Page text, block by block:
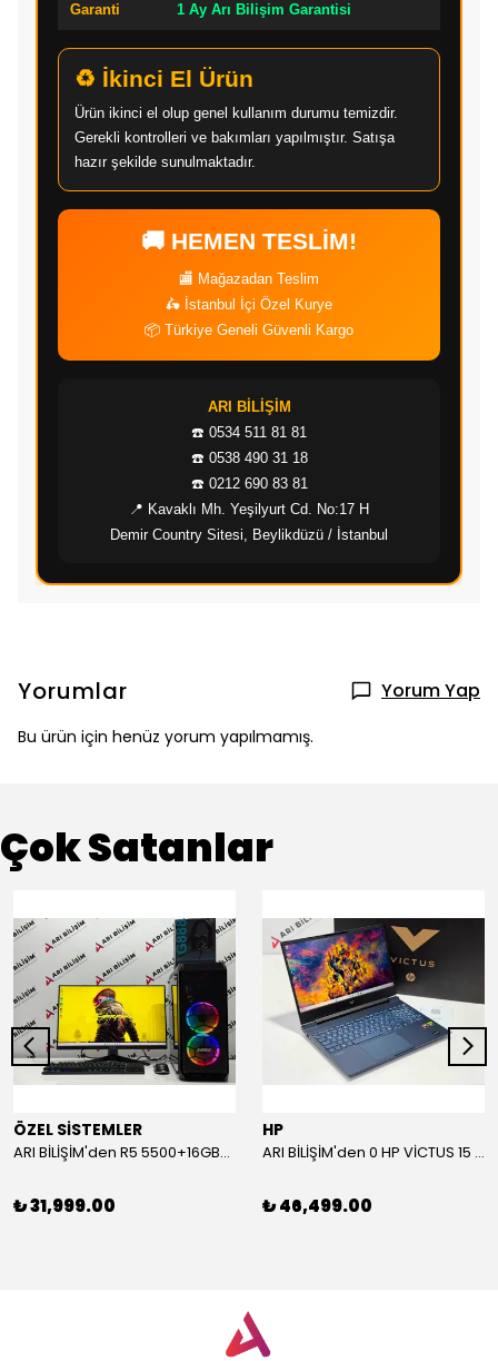
Garanti 1 Ay Arı Bilişim Garantisi
♻️ İkinci El Ürün
Ürün ikinci el olup genel kullanım durumu temizdir.
Gerekli kontrolleri ve bakımları yapılmıştır. Satışa
hazır şekilde sunulmaktadır.
🚚 HEMEN TESLİM!
🏬 Mağazadan Teslim
🛵 İstanbul İçi Özel Kurye
📦 Türkiye Geneli Güvenli Kargo
ARI BİLİŞİM
☎️ 0534 511 81 81
☎️ 0538 490 31 18
☎️ 0212 690 83 81
📍 Kavaklı Mh. Yeşilyurt Cd. No:17 H
Demir Country Sitesi, Beylikdüzü / İstanbul
Yorumlar Yorum Yap
Bu ürün için henüz yorum yapılmamış.
Çok Satanlar
ÖZEL SİSTEMLER
ARI BİLİŞİM'den R5 5500+16GB+512GB SSD+RTX3060 Tİ
₺ 31,999.00
HP
ARI BİLİŞİM'den 0 HP VİCTUS 15 R5 340+RTX5060+16GB+512GB SSD
₺ 46,499.00